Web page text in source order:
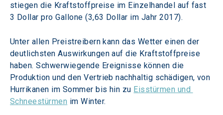
stiegen die Kraftstoffpreise im Einzelhandel auf fast
3 Dollar pro Gallone (3,63 Dollar im Jahr 2017).
Unter allen Preistreibern kann das Wetter einen der
deutlichsten Auswirkungen auf die Kraftstoffpreise
haben. Schwerwiegende Ereignisse können die
Produktion und den Vertrieb nachhaltig schädigen, von
Hurrikanen im Sommer bis hin zu Eisstürmen und
Schneestürmen im Winter.